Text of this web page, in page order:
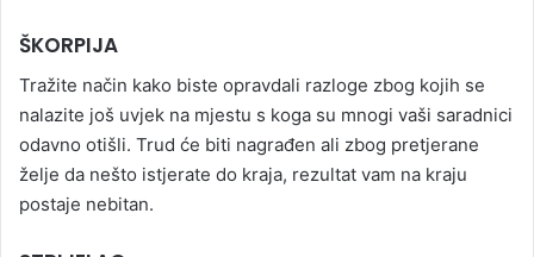
ŠKORPIJA
Tražite način kako biste opravdali razloge zbog kojih se
nalazite još uvjek na mjestu s koga su mnogi vaši saradnici
odavno otišli. Trud će biti nagrađen ali zbog pretjerane
želje da nešto istjerate do kraja, rezultat vam na kraju
postaje nebitan.